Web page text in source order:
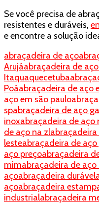
Se você precisa de
resistentes e duráveis,
e encontre a solução
abraçadeira de aço
Arujáabraçadeira de
Itaquaquecetuba
Poáabraçadeira de aço
aço em são paulo
spabraçadeira de aço
inoxabraçadeira de aço
de aço na zl
lesteabraçadeira de
aço preçoabraçadeira
mimabraçadeira de aço
açoabraçadeira durável
açoabraçadeira
industrialabraçadeira